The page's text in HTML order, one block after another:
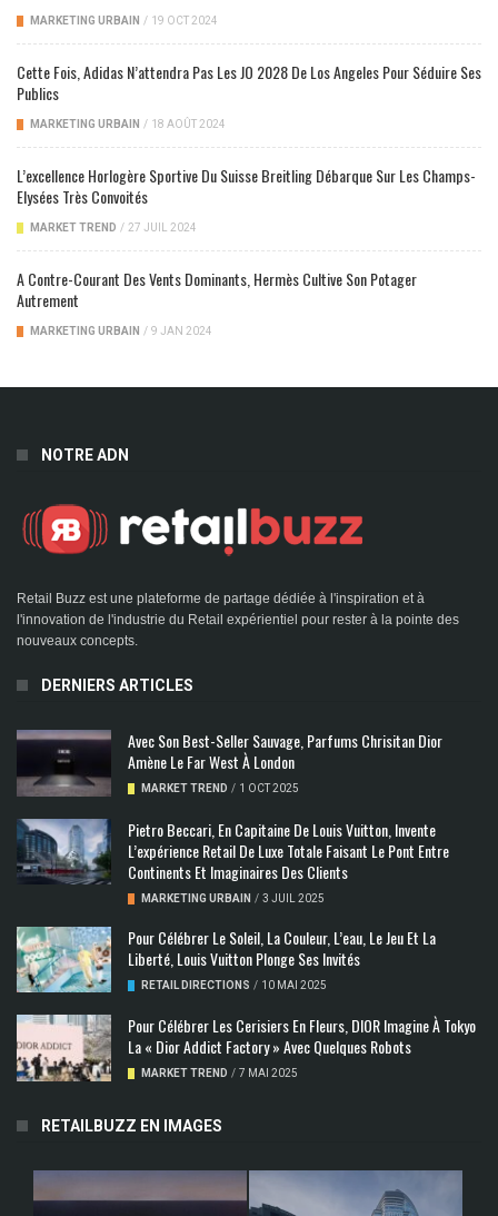
MARKETING URBAIN / 19 OCT 2024
Cette Fois, Adidas N’attendra Pas Les JO 2028 De Los Angeles Pour Séduire Ses
Publics
MARKETING URBAIN / 18 AOÛT 2024
L’excellence Horlogère Sportive Du Suisse Breitling Débarque Sur Les Champs-
Elysées Très Convoités
MARKET TREND / 27 JUIL 2024
A Contre-Courant Des Vents Dominants, Hermès Cultive Son Potager
Autrement
MARKETING URBAIN / 9 JAN 2024
NOTRE ADN
Retail Buzz est une plateforme de partage dédiée à l'inspiration et à
l'innovation de l'industrie du Retail expérientiel pour rester à la pointe des
nouveaux concepts.
DERNIERS ARTICLES
Avec Son Best-Seller Sauvage, Parfums Chrisitan Dior
Amène Le Far West À London
MARKET TREND / 1 OCT 2025
Pietro Beccari, En Capitaine De Louis Vuitton, Invente
L’expérience Retail De Luxe Totale Faisant Le Pont Entre
Continents Et Imaginaires Des Clients
MARKETING URBAIN / 3 JUIL 2025
Pour Célébrer Le Soleil, La Couleur, L’eau, Le Jeu Et La
Liberté, Louis Vuitton Plonge Ses Invités
RETAIL DIRECTIONS / 10 MAI 2025
Pour Célébrer Les Cerisiers En Fleurs, DIOR Imagine À Tokyo
La « Dior Addict Factory » Avec Quelques Robots
MARKET TREND / 7 MAI 2025
RETAILBUZZ EN IMAGES